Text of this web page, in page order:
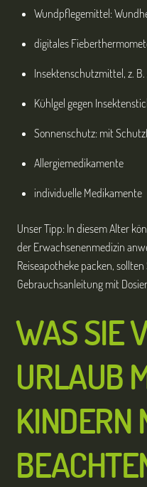
Wundpflegemittel:
digitales
Insektenschutzmittel, z.
Kühlgel gegen
Sonnenschutz: mit
Allergiemedikamente
individuelle Medikamente
Unser Tipp: In diesem Alter
der Erwachsenenmedizin
Reiseapotheke packen,
Gebrauchsanleitung mit
WAS SIE
URLAUB
KINDERN